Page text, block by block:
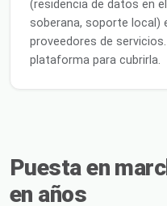
(residencia de datos en
soberana, soporte local)
proveedores de
plataforma para cubrirla.
Puesta en
en años